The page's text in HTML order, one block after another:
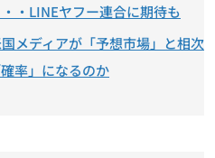
・LINEヤフー連合に期待も
メディアが「予想市場」と相次
率」になるのか